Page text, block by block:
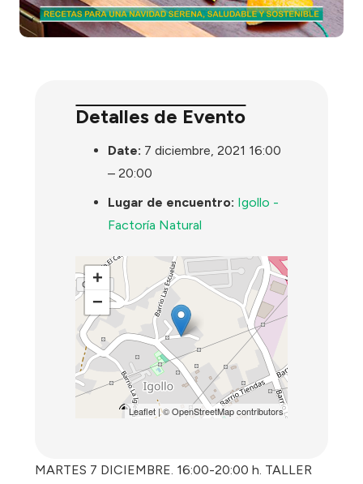
Detalles de Evento
Date: 7 diciembre, 2021 16:00
–20:00
Lugar de encuentro: Igollo -
Factoría Natural
+
−
Leaflet| ©OpenStreetMapcontributors
MARTES 7 DICIEMBRE. 16:00-20:00 h. TALLER